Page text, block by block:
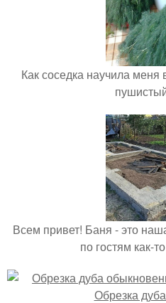
Как соседка научила
Всем привет! Баня - это
по гостям как-